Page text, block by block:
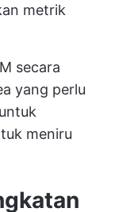
metrik
secara
yang perlu
meniru